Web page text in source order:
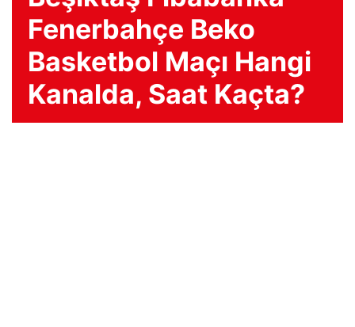
Fenerbahçe Beko
Basketbol Maçı Hangi
Kanalda, Saat Kaçta?